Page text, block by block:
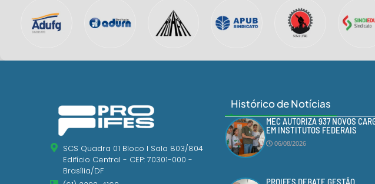
SCS Quadra 01 Bloco I Sala 803/804
Edifício Central - CEP: 70301-000 -
Brasília/DF
Histórico de Notícias
MEC AUTORIZA 937 NOVOS
EM INSTITUTOS FEDERAIS
06/08/2026
PROIFES DEBATE GESTÃO